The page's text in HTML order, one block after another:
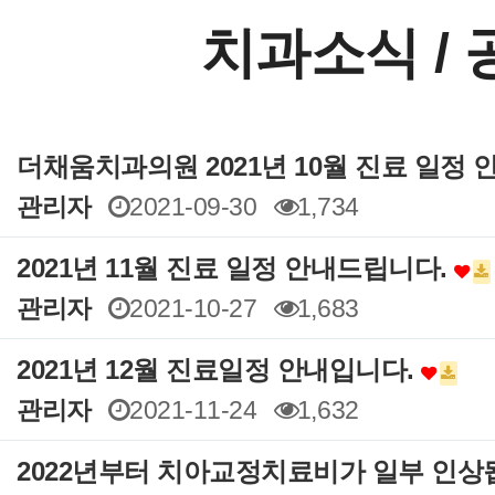
치과소식 /
더채움치과의원 2021년 10월 진료 일정
관리자
2021-09-30 1,734
2021년 11월 진료 일정 안내드립니다.
관리자
2021-10-27 1,683
2021년 12월 진료일정 안내입니다.
관리자
2021-11-24 1,632
2022년부터 치아교정치료비가 일부 인